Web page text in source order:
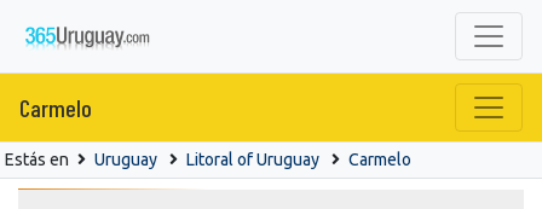
Carmelo
Estás en Uruguay Litoral of Uruguay Carmelo